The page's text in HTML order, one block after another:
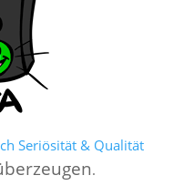
Seriösität & Qualität
.